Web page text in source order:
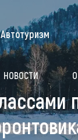
НОВОСТИ
Автотуризм